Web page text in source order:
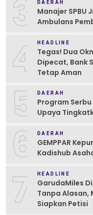
3 DAERAH
Manajer SPBU
Ambulans
4 HEADLINE
Tegas! Dua
Dipecat, Bank
Tetap Aman
5 DAERAH
Program
Upaya
6 DAERAH
GEMPPAR
Kadishub
7 HEADLINE
GarudaMiles
Tanpa Alasan,
Siapkan Petisi